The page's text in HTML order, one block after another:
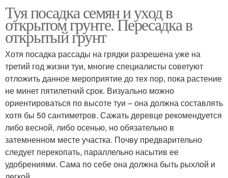
Туя посадка семян и уход в
открытом грунте. Пересадка в
открытый грунт
Хотя посадка рассады на грядки разрешена уже на
третий год жизни туи, многие специалисты советуют
отложить данное мероприятие до тех пор, пока растение
не минет пятилетний срок. Визуально можно
ориентироваться по высоте туи – она должна составлять
хотя бы 50 сантиметров. Сажать деревце рекомендуется
либо весной, либо осенью, но обязательно в
затемненном месте участка. Почву предварительно
следует перекопать, параллельно насытив ее
удобрениями. Сама по себе она должна быть рыхлой и